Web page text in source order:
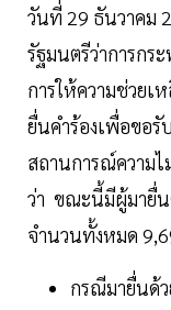
วันที่ 29 ธันวาคม
รัฐมนตรีว่าการกร
การให้ความช่วยเ
ยื่นคำร้องเพื่อขอรั
สถานการณ์ความไ
ว่า ขณะนี้มีผู้มายื่น
จำนวนทั้งหมด
กรณีมายื่นด้ว